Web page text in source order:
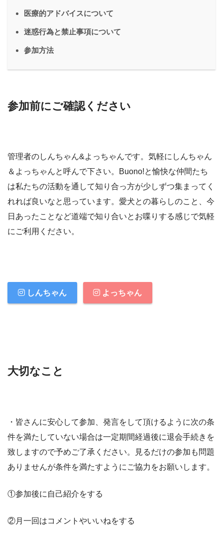
医療的アドバイスについて
迷惑行為と禁止事項について
参加方法
参加前にご確認ください
管理者のしんちゃん&よっちゃんです。気軽にしんちゃん
＆よっちゃんと呼んで下さい。Buono!と愉快な仲間たち
は私たちの活動を通して知り合っ方が少しずつ集まってく
れれば良いなと思っています。愛犬との暮らしのこと、今
日あったことなど道端で知り合いとお喋りする感じで気軽
にご利用ください。
しんちゃん よっちゃん
大切なこと
・皆さんに安心して参加、発言をして頂けるように次の条
件を満たしていない場合は一定期間経過後に退会手続きを
致しますので予めご了承ください。見るだけの参加も問題
ありませんが条件を満たすようにご協力をお願いします。
①参加後に自己紹介をする
②月一回はコメントやいいねをする